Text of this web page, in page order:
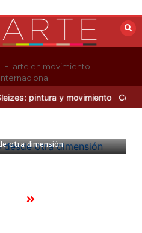
El arte en movimiento
pintura y movimiento
otra dimensión